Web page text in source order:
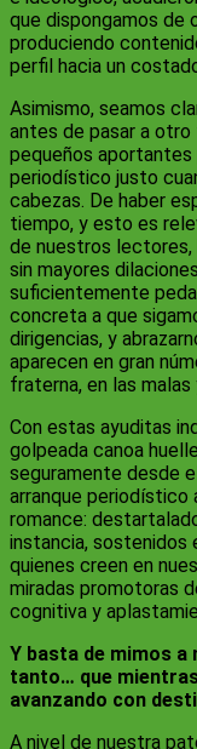
que dispongamos de
produciendo
perfil hacia un
Asimismo, seamos
antes de pasar a
pequeños
periodístico justo
cabezas. De haber
tiempo, y esto es
de nuestros lectores,
sin mayores
suficientemente
concreta a que
dirigencias, y
aparecen en gran
fraterna, en las
Con estas ayuditas
golpeada canoa
seguramente desde
arranque periodístico
romance:
instancia, sostenidos
quienes creen en
miradas promotoras
cognitiva y
Y basta de mimos
tanto… que
avanzando con
A nivel de nuestra